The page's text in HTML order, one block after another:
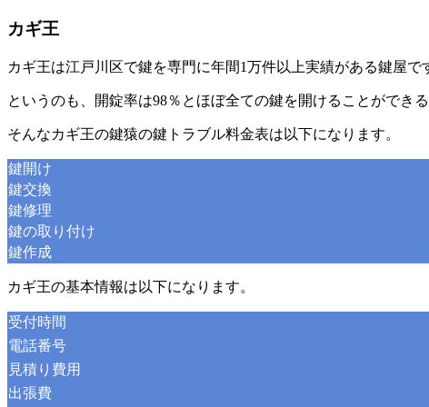
カギ王
カギ王は江戸川区で鍵を専門に年間1万件以上実績がある鍵屋
というのも、開錠率は98％とほぼ全ての鍵を開けることができる
そんなカギ王の鍵猿の鍵トラブル料金表は以下になります。
鍵開け
鍵交換
鍵修理
鍵の取り付け
鍵作成
カギ王の基本情報は以下になります。
受付時間
電話番号
見積り費用
出張費